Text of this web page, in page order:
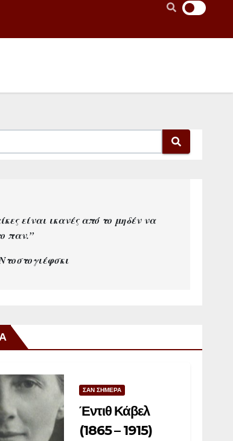
είναι ικανές από το μηδέν να
παν.”
ΣΑΝ ΣΗΜΕΡΑ
Έντιθ Κάβελ
(1865 – 1915)